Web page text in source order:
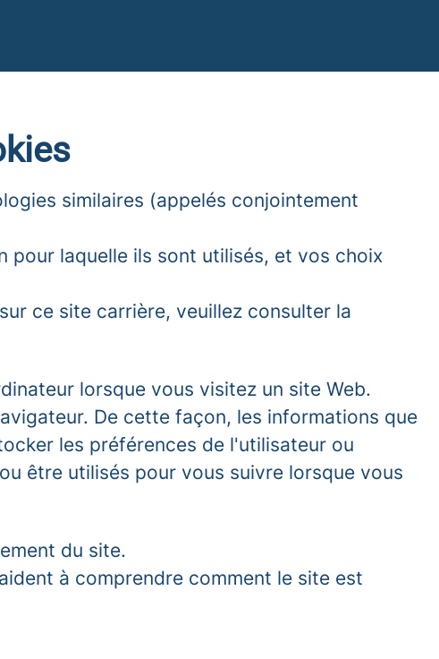
similaires (appelés conjointement
pour laquelle ils sont utilisés, et vos choix
ce site carrière, veuillez consulter la
lorsque vous visitez un site Web.
De cette façon, les informations que
les préférences de l'utilisateur ou
être utilisés pour vous suivre lorsque vous
du site.
à comprendre comment le site est